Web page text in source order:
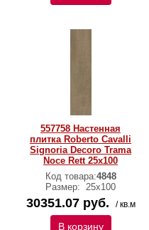
557758 Настенная
плитка Roberto Cavalli
Signoria Decoro Trama
Noce Rett 25x100
Код товара:4848
Размер: 25x100
30351.07 руб. / кв.м
В корзину